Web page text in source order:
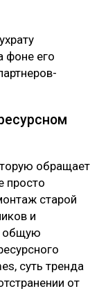
фоне его
обращает
просто
старой
и
общую
суть тренда
от